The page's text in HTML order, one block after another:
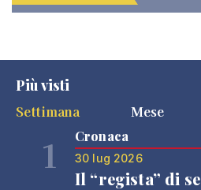
Più visti
Settimana
Mese
1 Cronaca
30 lug 2026
Il “regista” di se